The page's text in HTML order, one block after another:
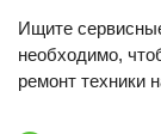
Ищите
необходимо,
ремонт техники